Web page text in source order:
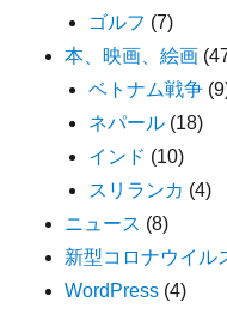
ゴルフ (7)
本、映画、絵画
ベトナム戦争
ネパール (18)
インド (10)
スリランカ (4)
ニュース (8)
新型コロナウイル
WordPress (4)